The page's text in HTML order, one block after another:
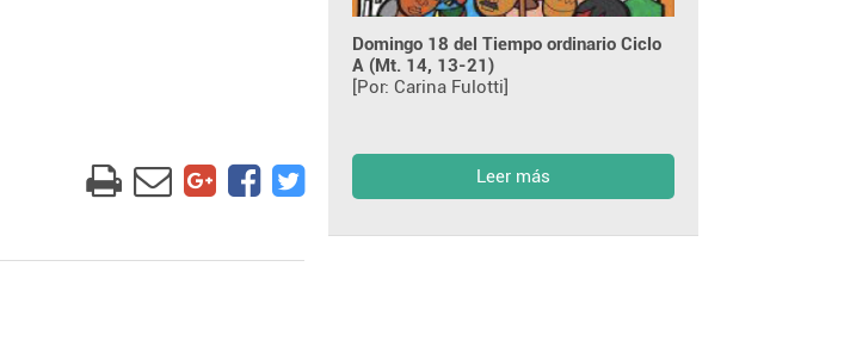
Domingo 18 del Tiempo ordinario Ciclo
A (Mt. 14, 13-21)
[Por: Carina Fulotti]
Leer más